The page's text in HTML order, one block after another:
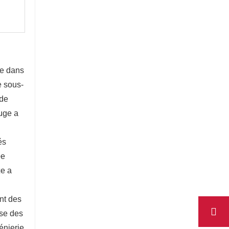
dans
sous-
a
a
des
des